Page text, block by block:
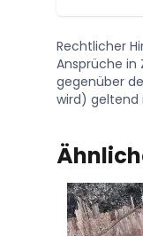
Rechtlicher
Ansprüche in
gegenüber
wird) geltend